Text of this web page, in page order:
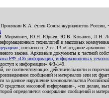
К.А. (член Союза журналистов
А.Э. Мирмович, Ю.Н. Юрьев, Ю.В. Ковалев,
технологий и массовых
, согласно п. 2 ст. 13 «Создание
закона. Архивные документы к частной
РФ «Об информации, информационных
доступ к информации» ФЗ-149.
соответствующих действительности и
сообщений и материалов или их
данное нарушение законодательства
массовой информации», «по делам,
определяется содержание сообщений и